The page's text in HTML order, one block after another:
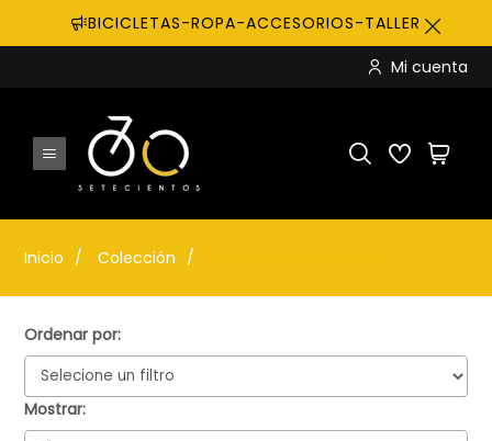
BICICLETAS-ROPA-ACCESORIOS-TALLER
Mi cuenta
Inicio Colección
Ordenar por:
Mostrar: